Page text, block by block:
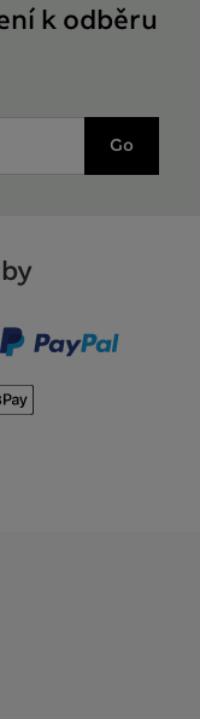
k odběru
Go